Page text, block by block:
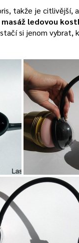
takže je citlivější,
masáž ledovou
si jenom vybrat,